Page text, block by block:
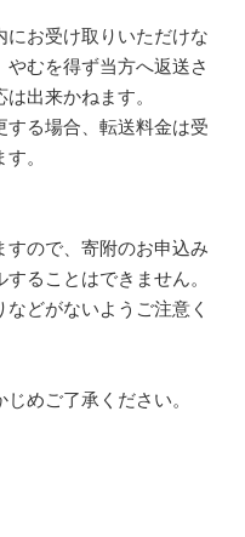
にお受け取りいただけな
むを得ず当方へ返送さ
出来かねます。
する場合、転送料金は受
。
ので、寄附のお申込み
ることはできません。
どがないようご注意く
めご了承ください。